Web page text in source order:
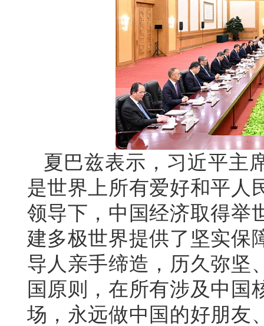
夏巴兹表示，习近平主
是世界上所有爱好和平人
领导下，中国经济取得举
建多极世界提供了坚实保
导人亲手缔造，历久弥坚
国原则，在所有涉及中国
场，永远做中国的好朋友